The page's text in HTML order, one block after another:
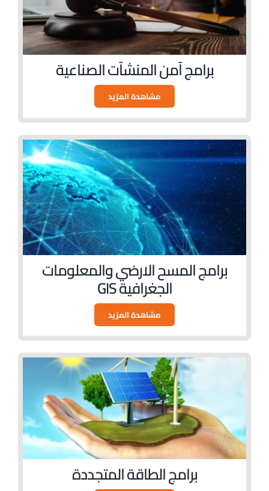
برامج آمن المنشآت الصناعية
مشاهدة المزيد
برامج المسح الارضي والمعلومات
الجغرافية GIS
مشاهدة المزيد
برامج الطاقة المتجددة